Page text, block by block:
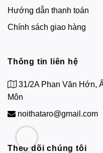
Hướng dẫn thanh toán
Chính sách giao hàng
Thông tin liên hệ
31/2A Phan Văn Hớn,
Môn
noithataro@gmail.com
Theo dõi chúng tôi